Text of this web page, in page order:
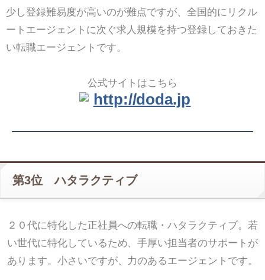
少し登録難易度が高いのが難点ですが、全国的にリクル
ートエージェントに次ぐ求人規模を持つ登録しておきた
い転職エージェントです。
公式サイトはこちら
http://doda.jp
第3位 ハタラクティブ
２０代に特化した正社員への転職・ハタラクティブ。若
い世代に特化しているため、手厚い担当者のサポートが
あります。小さいですが、力のあるエージェントです。